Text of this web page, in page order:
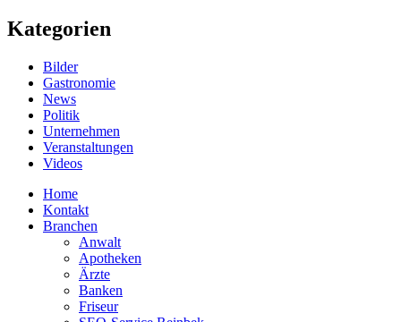
Kategorien
Bilder
Gastronomie
News
Politik
Unternehmen
Veranstaltungen
Videos
Home
Kontakt
Branchen
Anwalt
Apotheken
Ärzte
Banken
Friseur